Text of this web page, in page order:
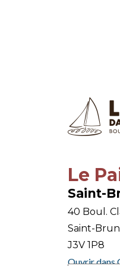
Le
Saint-
40 Boul.
Saint-
J3V 1P8
Ouvrir dans